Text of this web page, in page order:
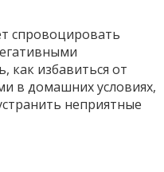
спровоцировать
как избавиться от
в домашних условиях,
неприятные